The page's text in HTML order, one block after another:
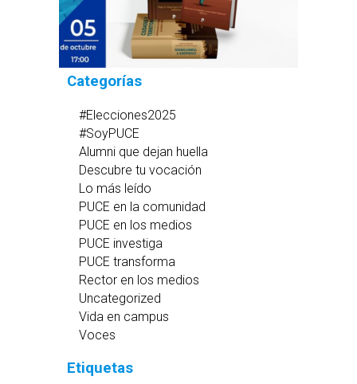
Categorías
#Elecciones2025
#SoyPUCE
Alumni que dejan huella
Descubre tu vocación
Lo más leído
PUCE en la comunidad
PUCE en los medios
PUCE investiga
PUCE transforma
Rector en los medios
Uncategorized
Vida en campus
Voces
Etiquetas